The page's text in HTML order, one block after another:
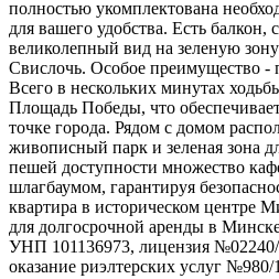
полностью укомплектована
для вашего удобства. Есть балкон,
великолепный вид на зеленую
Свислочь. Особое преимущество -
Всего в нескольких минутах
Площадь Победы, что
точке города. Рядом с домом
живописный парк и зеленая зона
пешей доступности множество
шлагбаумом, гарантируя
квартира в историческом центре
для долгосрочной аренды в
УНП 101136973, лицензия №02240/
оказание риэлтерских услуг